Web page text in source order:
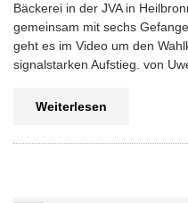
Bäckerei in der JVA in
gemeinsam mit sechs
geht es im Video um den
signalstarken Aufstieg. von
Weiterlesen